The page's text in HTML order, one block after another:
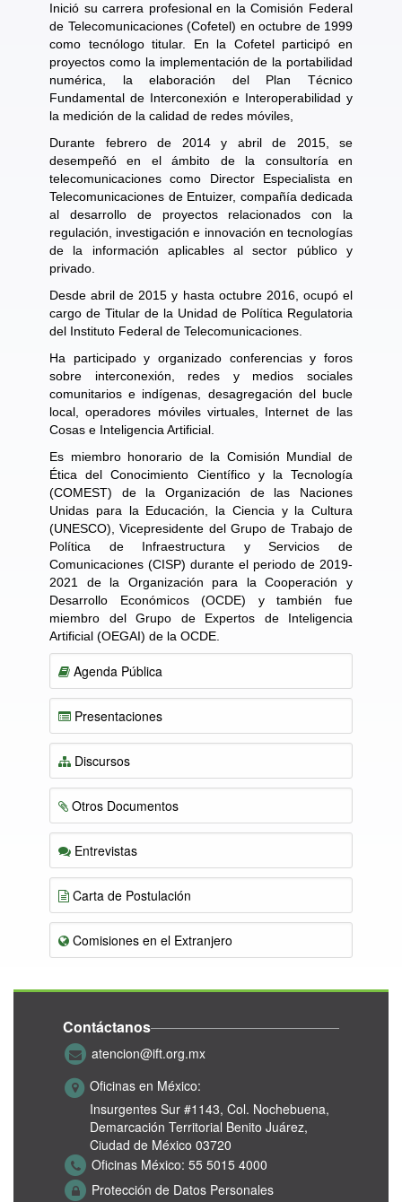
Inició su carrera profesional en la Comisión Federal
de Telecomunicaciones (Cofetel) en octubre de 1999
como tecnólogo titular. En la Cofetel participó en
proyectos como la implementación de la portabilidad
numérica, la elaboración del Plan Técnico
Fundamental de Interconexión e Interoperabilidad y
la medición de la calidad de redes móviles,
Durante febrero de 2014 y abril de 2015, se
desempeñó en el ámbito de la consultoría en
telecomunicaciones como Director Especialista en
Telecomunicaciones de Entuizer, compañía dedicada
al desarrollo de proyectos relacionados con la
regulación, investigación e innovación en tecnologías
de la información aplicables al sector público y
privado.
Desde abril de 2015 y hasta octubre 2016, ocupó el
cargo de Titular de la Unidad de Política Regulatoria
del Instituto Federal de Telecomunicaciones.
Ha participado y organizado conferencias y foros
sobre interconexión, redes y medios sociales
comunitarios e indígenas, desagregación del bucle
local, operadores móviles virtuales, Internet de las
Cosas e Inteligencia Artificial.
Es miembro honorario de la Comisión Mundial de
Ética del Conocimiento Científico y la Tecnología
(COMEST) de la Organización de las Naciones
Unidas para la Educación, la Ciencia y la Cultura
(UNESCO), Vicepresidente del Grupo de Trabajo de
Política de Infraestructura y Servicios de
Comunicaciones (CISP) durante el periodo de 2019-
2021 de la Organización para la Cooperación y
Desarrollo Económicos (OCDE) y también fue
miembro del Grupo de Expertos de Inteligencia
Artificial (OEGAI) de la OCDE.
Agenda Pública
Presentaciones
Discursos
Otros Documentos
Entrevistas
Carta de Postulación
Comisiones en el Extranjero
Contáctanos
atencion@ift.org.mx
Oficinas en México:
Insurgentes Sur #1143, Col. Nochebuena,
Demarcación Territorial Benito Juárez,
Ciudad de México 03720
Oficinas México: 55 5015 4000
Protección de Datos Personales